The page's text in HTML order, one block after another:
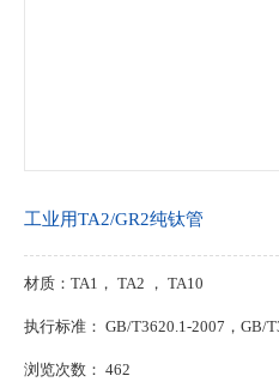
工业用TA2/GR2纯钛管
材质：TA1， TA2 ， TA10
执行标准： GB/T3620.1-2007，GB/
浏览次数： 462